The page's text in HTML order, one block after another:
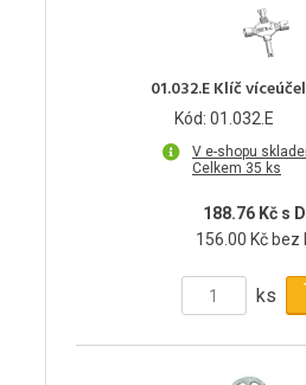
01.032.E Klíč
Kód: 01.032.E
V e-shopu
Celkem 35 ks
188.76 Kč s
156.00 Kč bez
ks